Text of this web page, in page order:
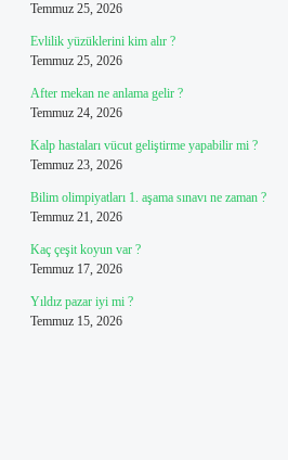
Temmuz 25, 2026
Evlilik yüzüklerini kim alır ?
Temmuz 25, 2026
After mekan ne anlama gelir ?
Temmuz 24, 2026
Kalp hastaları vücut geliştirme yapabilir mi ?
Temmuz 23, 2026
Bilim olimpiyatları 1. aşama sınavı ne zaman ?
Temmuz 21, 2026
Kaç çeşit koyun var ?
Temmuz 17, 2026
Yıldız pazar iyi mi ?
Temmuz 15, 2026